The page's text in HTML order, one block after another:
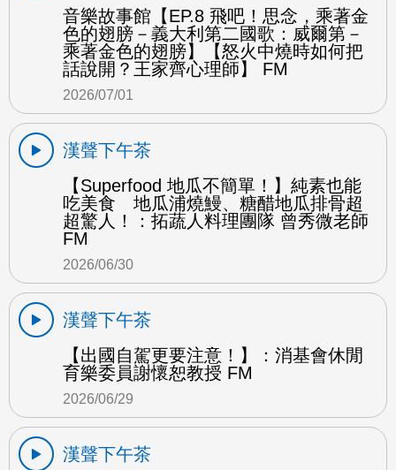
音樂故事館【EP.8 飛吧！思念，乘著金
色的翅膀－義大利第二國歌：威爾第－
乘著金色的翅膀】【怒火中燒時如何把
話說開？王家齊心理師】 FM
2026/07/01
漢聲下午茶
【Superfood 地瓜不簡單！】純素也能
吃美食 地瓜浦燒鰻、糖醋地瓜排骨超
超驚人！：拓蔬人料理團隊 曾秀微老師
FM
2026/06/30
漢聲下午茶
【出國自駕更要注意！】：消基會休閒
育樂委員謝懷恕教授 FM
2026/06/29
漢聲下午茶